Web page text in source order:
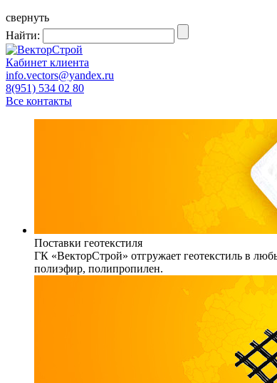
свернуть
Найти:
Кабинет клиента
info.vectors@yandex.ru
8(951) 534 02 80
Все контакты
Поставки геотекстиля
ГК «ВекторСтрой» отгружает геотекстиль в
полиэфир, полипропилен.